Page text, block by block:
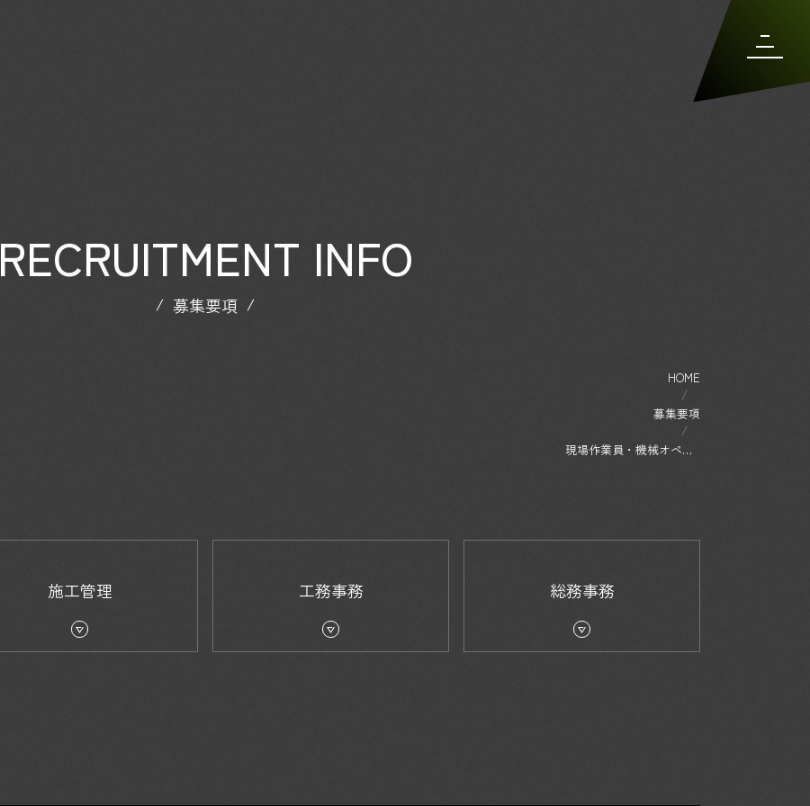
RECRUITMENT INFO
募集要項
HOME
募集要項
現場作業員・機械オペレ
施工管理 工務事務 総務事務